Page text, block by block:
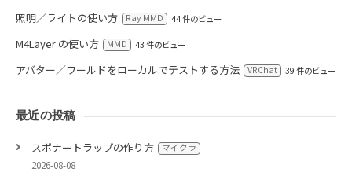
照明／ライトの使い方 Ray MMD 44 件のビュー
M4Layer の使い方 MMD 43 件のビュー
アバター／ワールドをローカルでテストする方法 VRChat 39 件のビュー
最近の投稿
スポナートラップの作り方 マイクラ
2026-08-08